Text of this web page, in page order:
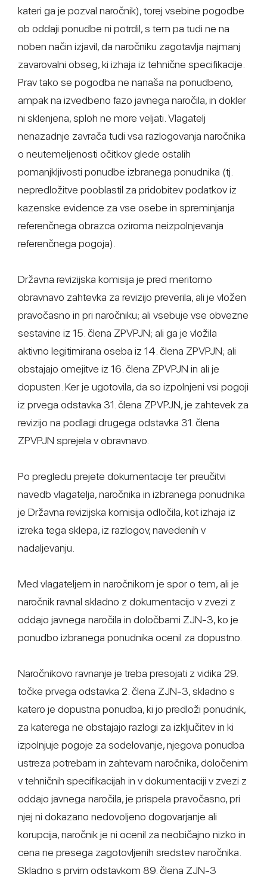
kateri ga je pozval naročnik), torej vsebine pogodbe
ob oddaji ponudbe ni potrdil, s tem pa tudi ne na
noben način izjavil, da naročniku zagotavlja najmanj
zavarovalni obseg, ki izhaja iz tehnične specifikacije.
Prav tako se pogodba ne nanaša na ponudbeno,
ampak na izvedbeno fazo javnega naročila, in dokler
ni sklenjena, sploh ne more veljati. Vlagatelj
nenazadnje zavrača tudi vsa razlogovanja naročnika
o neutemeljenosti očitkov glede ostalih
pomanjkljivosti ponudbe izbranega ponudnika (tj.
nepredložitve pooblastil za pridobitev podatkov iz
kazenske evidence za vse osebe in spreminjanja
referenčnega obrazca oziroma neizpolnjevanja
referenčnega pogoja).
Državna revizijska komisija je pred meritorno
obravnavo zahtevka za revizijo preverila, ali je vložen
pravočasno in pri naročniku; ali vsebuje vse obvezne
sestavine iz 15. člena ZPVPJN; ali ga je vložila
aktivno legitimirana oseba iz 14. člena ZPVPJN; ali
obstajajo omejitve iz 16. člena ZPVPJN in ali je
dopusten. Ker je ugotovila, da so izpolnjeni vsi pogoji
iz prvega odstavka 31. člena ZPVPJN, je zahtevek za
revizijo na podlagi drugega odstavka 31. člena
ZPVPJN sprejela v obravnavo.
Po pregledu prejete dokumentacije ter preučitvi
navedb vlagatelja, naročnika in izbranega ponudnika
je Državna revizijska komisija odločila, kot izhaja iz
izreka tega sklepa, iz razlogov, navedenih v
nadaljevanju.
Med vlagateljem in naročnikom je spor o tem, ali je
naročnik ravnal skladno z dokumentacijo v zvezi z
oddajo javnega naročila in določbami ZJN-3, ko je
ponudbo izbranega ponudnika ocenil za dopustno.
Naročnikovo ravnanje je treba presojati z vidika 29.
točke prvega odstavka 2. člena ZJN-3, skladno s
katero je dopustna ponudba, ki jo predloži ponudnik,
za katerega ne obstajajo razlogi za izključitev in ki
izpolnjuje pogoje za sodelovanje, njegova ponudba
ustreza potrebam in zahtevam naročnika, določenim
v tehničnih specifikacijah in v dokumentaciji v zvezi z
oddajo javnega naročila, je prispela pravočasno, pri
njej ni dokazano nedovoljeno dogovarjanje ali
korupcija, naročnik je ni ocenil za neobičajno nizko in
cena ne presega zagotovljenih sredstev naročnika.
Skladno s prvim odstavkom 89. člena ZJN-3